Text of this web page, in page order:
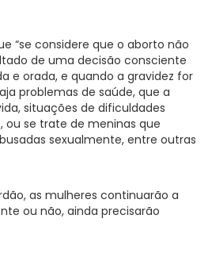
“se considere que o aborto não
de uma decisão consciente
e orada, e quando a gravidez for
problemas de saúde, que a
situações de dificuldades
ou se trate de meninas que
sexualmente, entre outras
as mulheres continuarão a
ou não, ainda precisarão